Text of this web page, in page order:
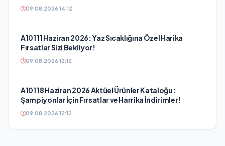
09.08.2026 14:12
A101 11 Haziran 2026: Yaz Sıcaklığına Özel Harika
Fırsatlar Sizi Bekliyor!
09.08.2026 12:12
A101 18 Haziran 2026 Aktüel Ürünler Kataloğu:
Şampiyonlar İçin Fırsatlar ve Harrika İndirimler!
09.08.2026 12:12